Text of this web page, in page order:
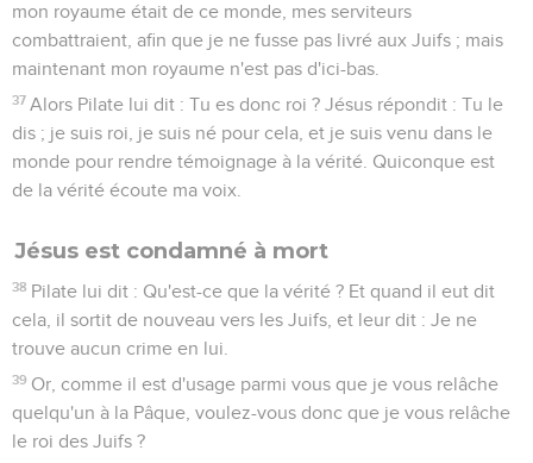
mon royaume était de ce monde, mes serviteurs
combattraient, afin que je ne fusse pas livré aux Juifs ; mais
maintenant mon royaume n'est pas d'ici-bas.
37 Alors Pilate lui dit : Tu es donc roi ? Jésus répondit : Tu le
dis ; je suis roi, je suis né pour cela, et je suis venu dans le
monde pour rendre témoignage à la vérité. Quiconque est
de la vérité écoute ma voix.
Jésus est condamné à mort
38 Pilate lui dit : Qu'est-ce que la vérité ? Et quand il eut dit
cela, il sortit de nouveau vers les Juifs, et leur dit : Je ne
trouve aucun crime en lui.
39 Or, comme il est d'usage parmi vous que je vous relâche
quelqu'un à la Pâque, voulez-vous donc que je vous relâche
le roi des Juifs ?